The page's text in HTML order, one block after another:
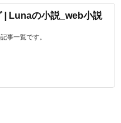
| Lunaの小説_web小説
事一覧です。